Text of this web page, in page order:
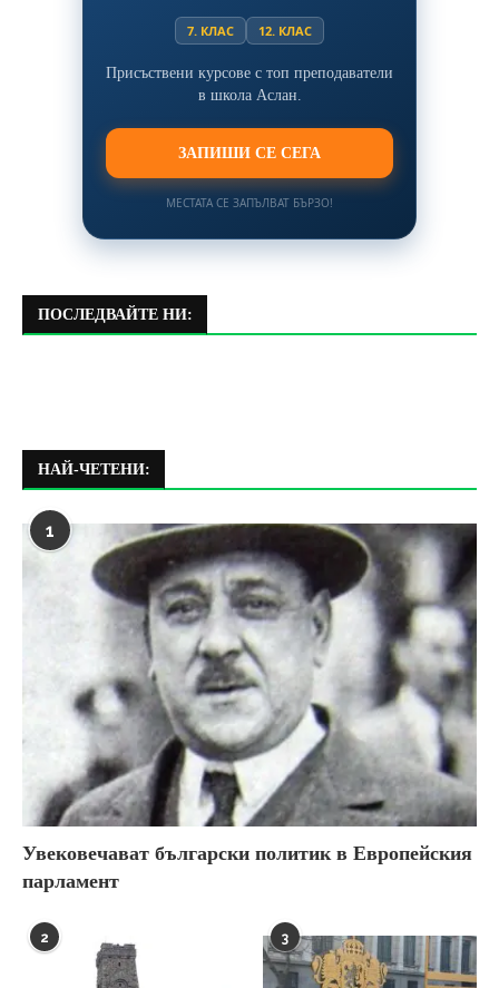
7. КЛАС 12. КЛАС
Присъствени курсове с топ преподаватели
в школа Аслан.
ЗАПИШИ СЕ СЕГА
МЕСТАТА СЕ ЗАПЪЛВАТ БЪРЗО!
ПОСЛЕДВАЙТЕ НИ:
НАЙ-ЧЕТЕНИ:
1
Увековечават български политик в Европейския
парламент
2 3